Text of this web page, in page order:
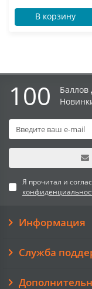
В корзину
100
Баллов
Я прочитал и
Информация
Служба